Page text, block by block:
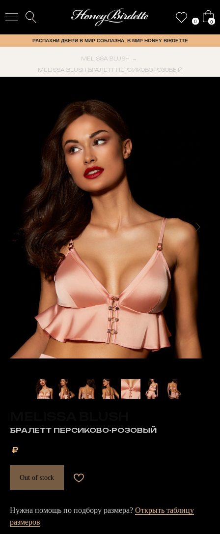
0 0
РАСПАХНИ ДВЕРИ В МИР СОБЛАЗНА, В МИР HONEY BIRDETTE
MELISSA BLUSH →
MELISSA BLUSH БРАЛЕТТ ПЕРСИКОВО-РОЗОВЫЙ
БРАЛЕТТ ПЕРСИКОВО-РОЗОВЫЙ
₽
Out of stock
Нужна помощь по подбору размера? Открыть таблицу
размеров